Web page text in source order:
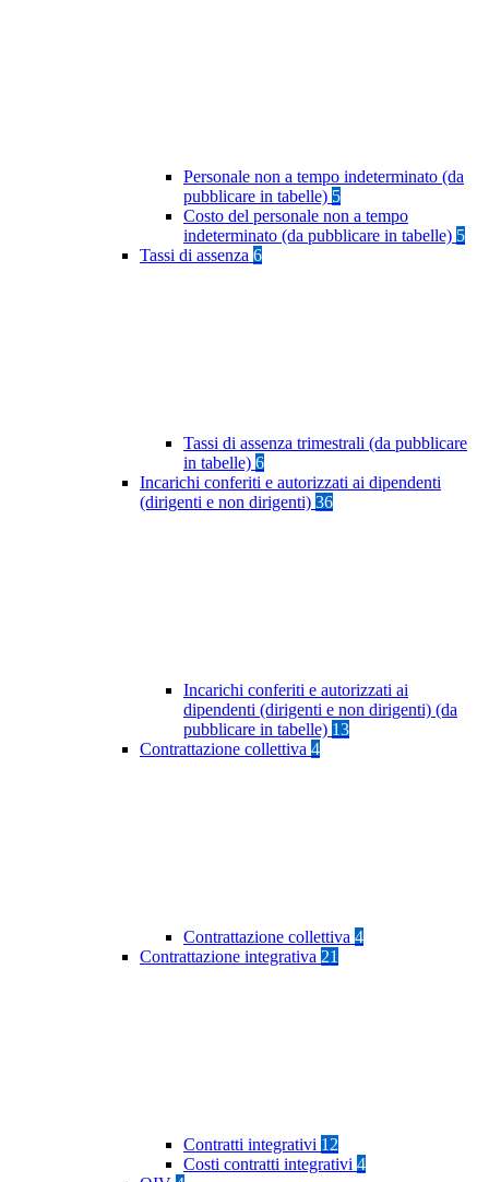
Personale non a tempo indeterminato (da
pubblicare in tabelle) 5
Costo del personale non a tempo
indeterminato (da pubblicare in tabelle) 5
Tassi di assenza 6
Tassi di assenza trimestrali (da pubblicare
in tabelle) 6
Incarichi conferiti e autorizzati ai dipendenti
(dirigenti e non dirigenti) 36
Incarichi conferiti e autorizzati ai
dipendenti (dirigenti e non dirigenti) (da
pubblicare in tabelle) 13
Contrattazione collettiva 4
Contrattazione collettiva 4
Contrattazione integrativa 21
Contratti integrativi 12
Costi contratti integrativi 4